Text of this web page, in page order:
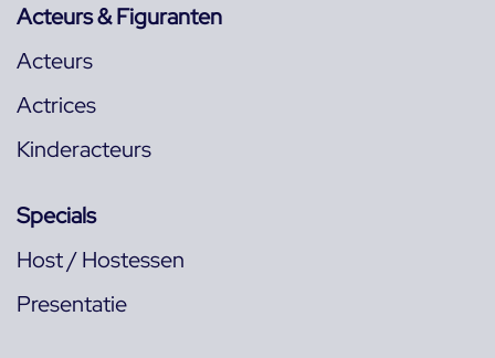
Acteurs & Figuranten
Acteurs
Actrices
Kinderacteurs
Specials
Host / Hostessen
Presentatie